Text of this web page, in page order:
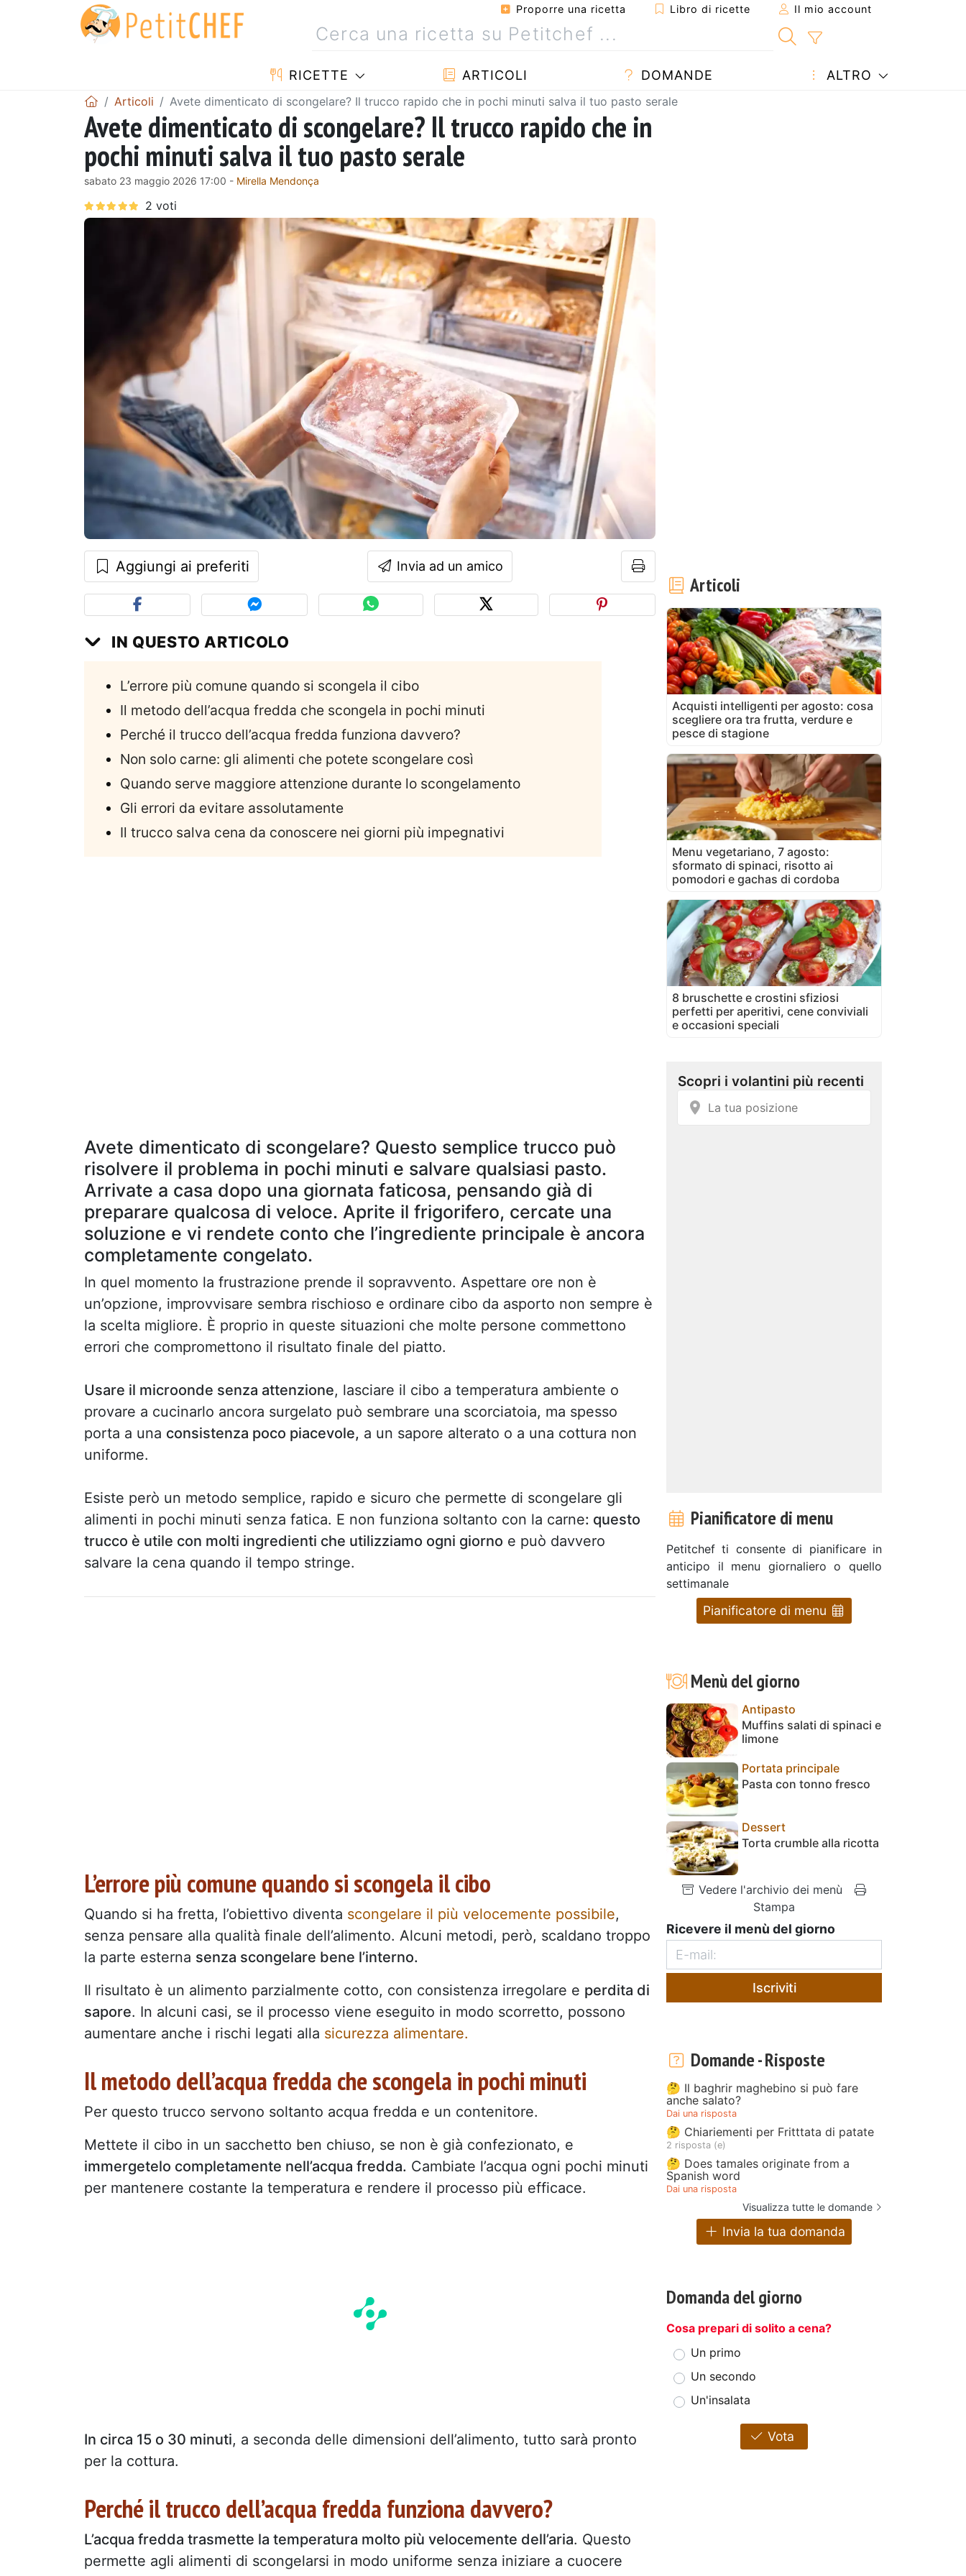
Proporre una ricetta Libro di ricette Il mio account
RICETTE ARTICOLI DOMANDE ALTRO
Articoli Avete dimenticato di scongelare? Il trucco rapido che in pochi minuti salva il tuo pasto serale
Avete dimenticato di scongelare? Il trucco rapido che in
pochi minuti salva il tuo pasto serale
sabato 23 maggio 2026 17:00 - Mirella Mendonça
Aggiungi ai preferiti Invia ad un amico
IN QUESTO ARTICOLO
L’errore più comune quando si scongela il cibo
Il metodo dell’acqua fredda che scongela in pochi minuti
Perché il trucco dell’acqua fredda funziona davvero?
Non solo carne: gli alimenti che potete scongelare così
Quando serve maggiore attenzione durante lo scongelamento
Gli errori da evitare assolutamente
Il trucco salva cena da conoscere nei giorni più impegnativi
Avete dimenticato di scongelare? Questo semplice trucco può
risolvere il problema in pochi minuti e salvare qualsiasi pasto.
Arrivate a casa dopo una giornata faticosa, pensando già di
preparare qualcosa di veloce. Aprite il frigorifero, cercate una
soluzione e vi rendete conto che l’ingrediente principale è ancora
completamente congelato.
In quel momento la frustrazione prende il sopravvento. Aspettare ore non è
un’opzione, improvvisare sembra rischioso e ordinare cibo da asporto non sempre è
la scelta migliore. È proprio in queste situazioni che molte persone commettono
errori che compromettono il risultato finale del piatto.
Usare il microonde senza attenzione, lasciare il cibo a temperatura ambiente o
provare a cucinarlo ancora surgelato può sembrare una scorciatoia, ma spesso
porta a una consistenza poco piacevole, a un sapore alterato o a una cottura non
uniforme.
Esiste però un metodo semplice, rapido e sicuro che permette di scongelare gli
alimenti in pochi minuti senza fatica. E non funziona soltanto con la carne: questo
trucco è utile con molti ingredienti che utilizziamo ogni giorno e può davvero
salvare la cena quando il tempo stringe.
L’errore più comune quando si scongela il cibo
Quando si ha fretta, l’obiettivo diventa scongelare il più velocemente possibile,
senza pensare alla qualità finale dell’alimento. Alcuni metodi, però, scaldano troppo
la parte esterna senza scongelare bene l’interno.
Il risultato è un alimento parzialmente cotto, con consistenza irregolare e perdita di
sapore. In alcuni casi, se il processo viene eseguito in modo scorretto, possono
aumentare anche i rischi legati alla sicurezza alimentare.
Il metodo dell’acqua fredda che scongela in pochi minuti
Per questo trucco servono soltanto acqua fredda e un contenitore.
Mettete il cibo in un sacchetto ben chiuso, se non è già confezionato, e
immergetelo completamente nell’acqua fredda. Cambiate l’acqua ogni pochi minuti
per mantenere costante la temperatura e rendere il processo più efficace.
In circa 15 o 30 minuti, a seconda delle dimensioni dell’alimento, tutto sarà pronto
per la cottura.
Perché il trucco dell’acqua fredda funziona davvero?
L’acqua fredda trasmette la temperatura molto più velocemente dell’aria. Questo
permette agli alimenti di scongelarsi in modo uniforme senza iniziare a cuocere
Articoli
Acquisti intelligenti per agosto: cosa
scegliere ora tra frutta, verdure e
pesce di stagione
Menu vegetariano, 7 agosto:
sformato di spinaci, risotto ai
pomodori e gachas di cordoba
8 bruschette e crostini sfiziosi
perfetti per aperitivi, cene conviviali
e occasioni speciali
Pianificatore di menu
Petitchef ti consente di pianificare in
anticipo il menu giornaliero o quello
settimanale
Pianificatore di menu
Menù del giorno
Antipasto
Muffins salati di spinaci e
limone
Portata principale
Pasta con tonno fresco
Dessert
Torta crumble alla ricotta
Vedere l'archivio dei menù
Stampa
Ricevere il menù del giorno
Iscriviti
Domande - Risposte
🤔 Il baghrir maghebino si può fare
anche salato?
Dai una risposta
🤔 Chiariementi per Fritttata di patate
2 risposta (e)
🤔 Does tamales originate from a
Spanish word
Dai una risposta
Visualizza tutte le domande
Invia la tua domanda
Domanda del giorno
Cosa prepari di solito a cena?
Un primo
Un secondo
Un'insalata
Vota